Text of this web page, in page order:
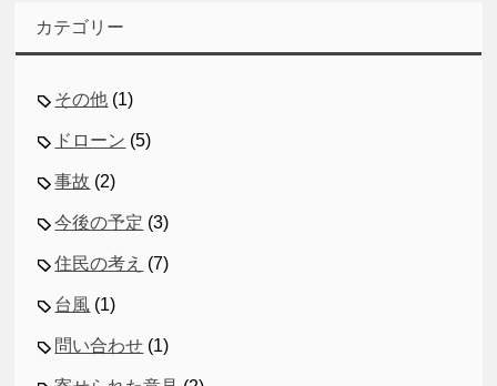
カテゴリー
その他 (1)
ドローン (5)
事故 (2)
今後の予定 (3)
住民の考え (7)
台風 (1)
問い合わせ (1)